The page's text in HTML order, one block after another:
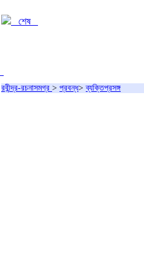
শেষ
রবীন্দ্র-রচনাসমগ্র > প্রবন্ধ>ব্যক্তিপ্রসঙ্গ